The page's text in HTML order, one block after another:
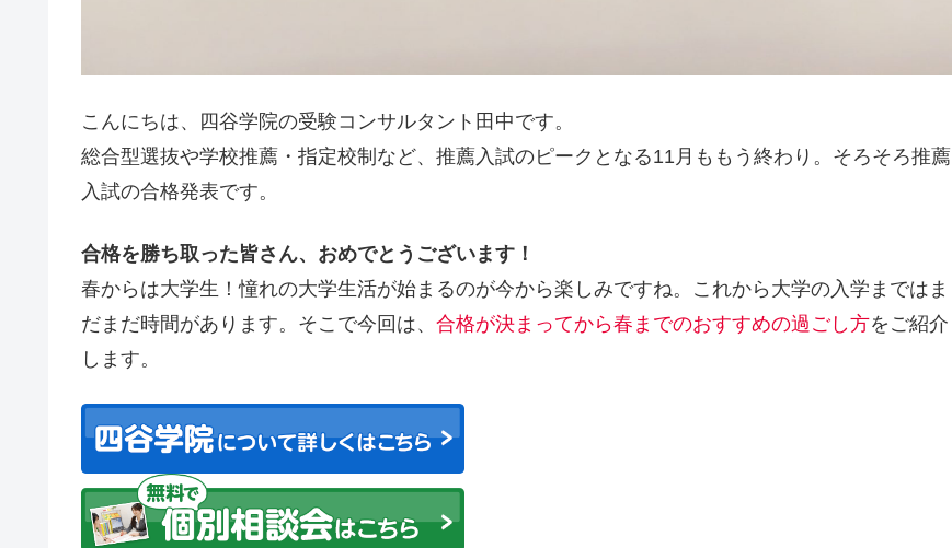
こんにちは、四谷学院の受験コンサルタント田中です。
総合型選抜や学校推薦・指定校制など、推薦入試のピークとなる11月ももう終わり。そろそろ推薦
入試の合格発表です。
合格を勝ち取った皆さん、おめでとうございます！
春からは大学生！憧れの大学生活が始まるのが今から楽しみですね。これから大学の入学まではま
だまだ時間があります。そこで今回は、 合格が決まってから春までのおすすめの過ごし方をご紹介
します。